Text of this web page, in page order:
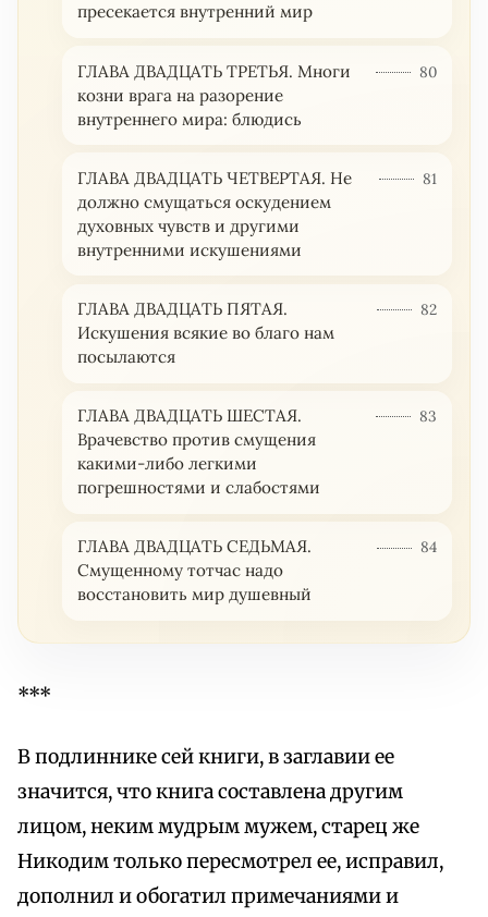
пресекается внутренний мир
ГЛАВА ДВАДЦАТЬ ТРЕТЬЯ. Многи
козни врага на разорение
внутреннего мира: блюдись
80
ГЛАВА ДВАДЦАТЬ ЧЕТВЕРТАЯ. Не
должно смущаться оскудением
духовных чувств и другими
внутренними искушениями
81
ГЛАВА ДВАДЦАТЬ ПЯТАЯ.
Искушения всякие во благо нам
посылаются
82
ГЛАВА ДВАДЦАТЬ ШЕСТАЯ.
Врачевство против смущения
какими-либо легкими
погрешностями и слабостями
83
ГЛАВА ДВАДЦАТЬ СЕДЬМАЯ.
Смущенному тотчас надо
восстановить мир душевный
84
***
В подлиннике сей книги, в заглавии ее
значится, что книга составлена другим
лицом, неким мудрым мужем, старец же
Никодим только пересмотрел ее, исправил,
дополнил и обогатил примечаниями и